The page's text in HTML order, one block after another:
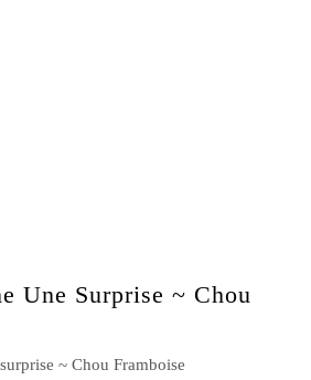
Une Surprise ~ Chou